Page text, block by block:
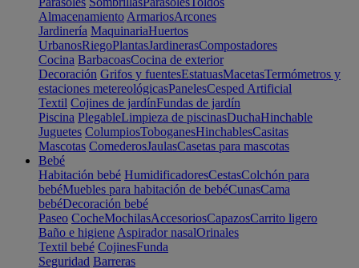
Almacenamiento ArmariosArcones
Jardinería MaquinariaHuertos
UrbanosRiegoPlantasJardinerasCompostadores
Cocina BarbacoasCocina de exterior
Decoración Grifos y fuentesEstatuasMacetasTermómetros y
estaciones metereológicasPanelesCesped Artificial
Textil Cojines de jardínFundas de jardín
Piscina PlegableLimpieza de piscinasDuchaHinchable
Juguetes ColumpiosToboganesHinchablesCasitas
Mascotas ComederosJaulasCasetas para mascotas
Bebé
Habitación bebé HumidificadoresCestasColchón para
bebéMuebles para habitación de bebéCunasCama
bebéDecoración bebé
Paseo CocheMochilasAccesoriosCapazosCarrito ligero
Baño e higiene Aspirador nasalOrinales
Textil bebé CojinesFunda
Seguridad Barreras